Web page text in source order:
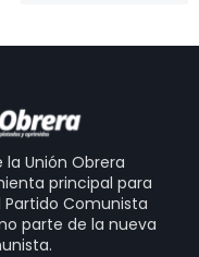
la Unión Obrera
principal para
Comunista
parte de la nueva